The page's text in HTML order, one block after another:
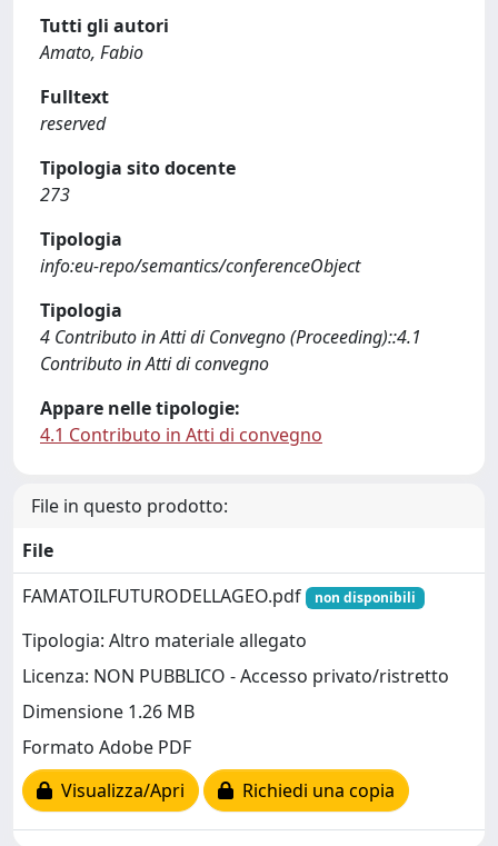
Tutti gli autori
Amato, Fabio
Fulltext
reserved
Tipologia sito docente
273
Tipologia
info:eu-repo/semantics/conferenceObject
Tipologia
4 Contributo in Atti di Convegno (Proceeding)::4.1
Contributo in Atti di convegno
Appare nelle tipologie:
4.1 Contributo in Atti di convegno
File in questo prodotto:
File
FAMATOILFUTURODELLAGEO.pdf
non disponibili
Tipologia: Altro materiale allegato
Licenza: NON PUBBLICO - Accesso privato/ristretto
Dimensione 1.26 MB
Formato Adobe PDF
Visualizza/Apri
Richiedi una copia